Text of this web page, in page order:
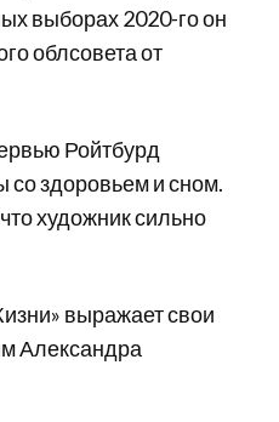
выборах 2020-го он
облсовета от
Ройтбурд
здоровьем и сном.
художник сильно
выражает свои
Александра